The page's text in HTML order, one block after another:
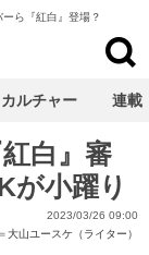
ら『紅白』登場？
白』審
小躍り
2023/03/26 09:00
大山ユースケ（ライター）
カルチャー 連載